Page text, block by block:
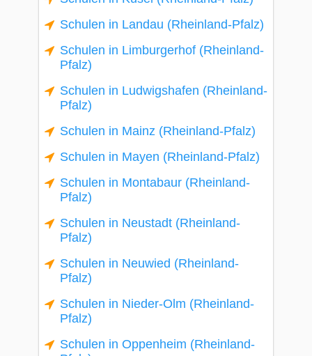
Schulen in Landau (Rheinland-Pfalz)
Schulen in Limburgerhof (Rheinland-
Pfalz)
Schulen in Ludwigshafen (Rheinland-
Pfalz)
Schulen in Mainz (Rheinland-Pfalz)
Schulen in Mayen (Rheinland-Pfalz)
Schulen in Montabaur (Rheinland-
Pfalz)
Schulen in Neustadt (Rheinland-
Pfalz)
Schulen in Neuwied (Rheinland-
Pfalz)
Schulen in Nieder-Olm (Rheinland-
Pfalz)
Schulen in Oppenheim (Rheinland-